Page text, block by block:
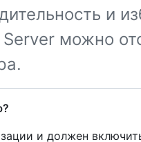
и
можно
и должен